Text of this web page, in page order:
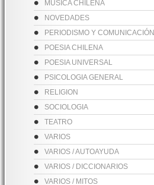
MUSICA CHILENA
NOVEDADES
PERIODISMO Y COMUNICACIÓN
POESIA CHILENA
POESIA UNIVERSAL
PSICOLOGIA GENERAL
RELIGION
SOCIOLOGIA
TEATRO
VARIOS
VARIOS / AUTOAYUDA
VARIOS / DICCIONARIOS
VARIOS / MITOS